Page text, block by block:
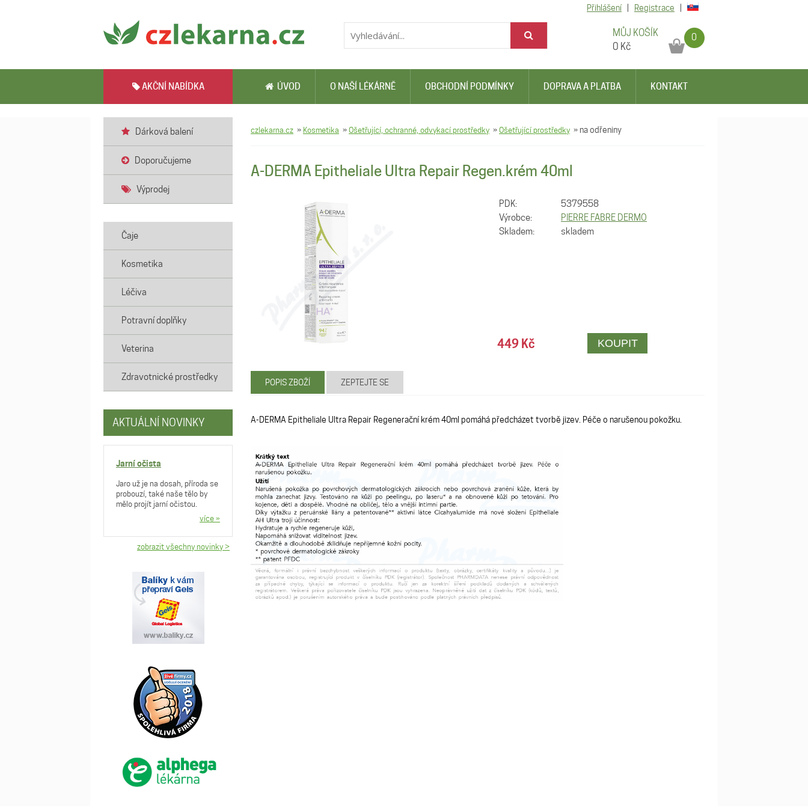
MŮJ KOŠÍK
0 Kč
0
Přihlášení Registrace
AKČNÍ NABÍDKA ÚVOD O NAŠÍ LÉKÁRNĚ OBCHODNÍ PODMÍNKY DOPRAVA A PLATBA KONTAKT
Dárková balení
Doporučujeme
Výprodej
Čaje
Kosmetika
Léčiva
Potravní doplňky
Veterina
Zdravotnické prostředky
AKTUÁLNÍ NOVINKY
Jarní očista
Jaro už je na dosah, příroda se
probouzí, také naše tělo by
mělo projít jarní očistou.
více »
zobrazit všechny novinky >
czlekarna.cz » Kosmetika »Ošetřující, ochranné, odvykací prostředky »Ošetřující prostředky »na odřeniny
A-DERMA Epitheliale Ultra Repair Regen.krém 40ml
PDK:
5379558
Výrobce:
PIERRE FABRE DERMO
Skladem:
skladem
449 Kč
POPIS ZBOŽÍ ZEPTEJTE SE
A-DERMA Epitheliale Ultra Repair Regenerační krém 40ml pomáhá předcházet tvorbě jizev. Péče o narušenou pokožku.